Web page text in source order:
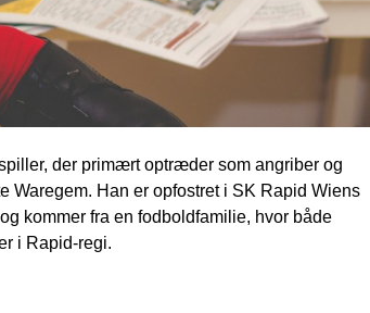
der primært optræder som angriber og
Han er opfostret i SK Rapid Wiens
kommer fra en fodboldfamilie, hvor både
i Rapid-regi.